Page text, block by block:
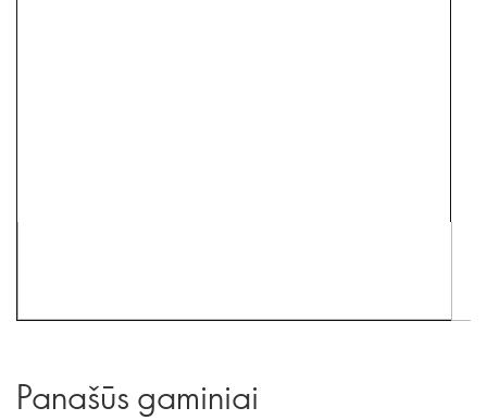
Panašūs gaminiai